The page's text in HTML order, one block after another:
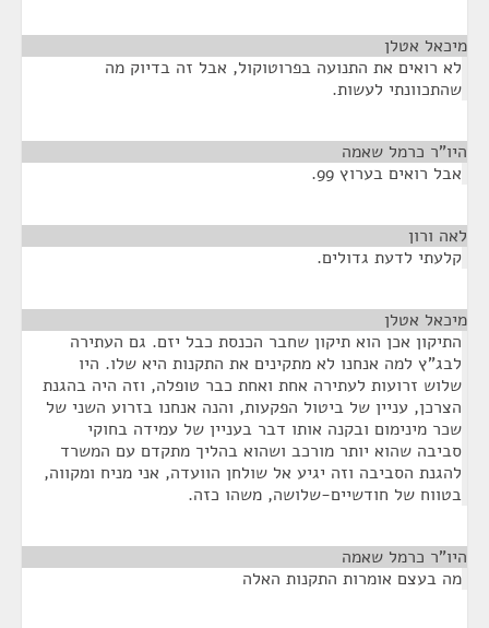
מיכאל אטלן
לא רואים את התנועה בפרוטוקול, אבל זה בדיוק מה
שהתכוונתי לעשות.
היו"ר כרמל שאמה
אבל רואים בערוץ 99.
לאה ורון
קלעתי לדעת גדולים.
מיכאל אטלן
התיקון אכן הוא תיקון שחבר הכנסת כבל יזם. גם העתירה
לבג"ץ למה אנחנו לא מתקינים את התקנות היא שלו. היו
שלוש זרועות לעתירה אחת ואחת כבר טופלה, וזה היה בהגנת
הצרכן, עניין של ביטול הפקעות, והנה אנחנו בזרוע השני של
שכר מינימום ובקנה אותו דבר בעניין של עמידה בחוקי
סביבה שהוא יותר מורכב ושהוא בהליך מתקדם עם המשרד
להגנת הסביבה וזה יגיע אל שולחן הוועדה, אני מניח ומקווה,
בטווח של חודשיים-שלושה, משהו כזה.
היו"ר כרמל שאמה
מה בעצם אומרות התקנות האלה